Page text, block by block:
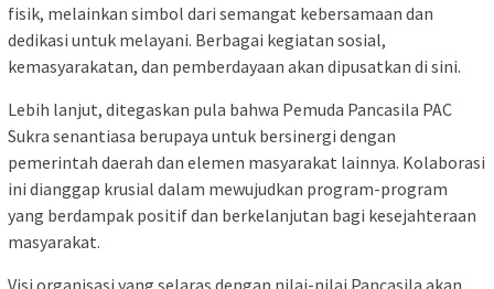
fisik, melainkan simbol dari semangat kebersamaan dan
dedikasi untuk melayani. Berbagai kegiatan sosial,
kemasyarakatan, dan pemberdayaan akan dipusatkan di sini.
Lebih lanjut, ditegaskan pula bahwa Pemuda Pancasila PAC
Sukra senantiasa berupaya untuk bersinergi dengan
pemerintah daerah dan elemen masyarakat lainnya. Kolaborasi
ini dianggap krusial dalam mewujudkan program-program
yang berdampak positif dan berkelanjutan bagi kesejahteraan
masyarakat.
Visi organisasi yang selaras dengan nilai-nilai Pancasila akan